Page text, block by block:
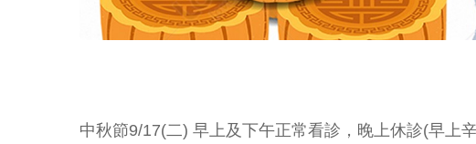
中秋節9/17(二) 早上及下午正常看診，晚上休診(早上